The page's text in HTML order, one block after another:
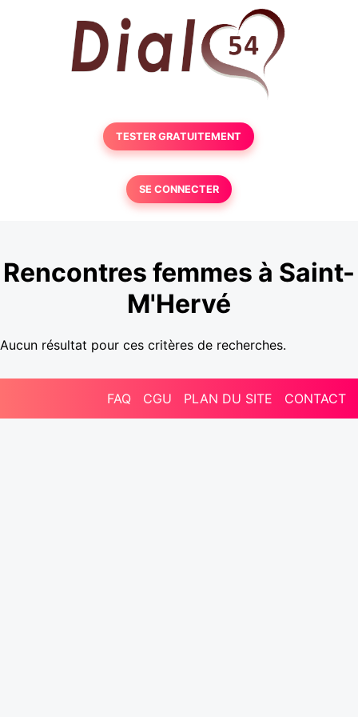
TESTER GRATUITEMENT
SE CONNECTER
Rencontres femmes à Saint-
M'Hervé
Aucun résultat pour ces critères de recherches.
FAQ CGU PLAN DU SITE CONTACT